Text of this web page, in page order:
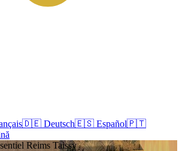
🇩🇪 Deutsch🇪🇸 Español🇵🇹
Reims Taissy